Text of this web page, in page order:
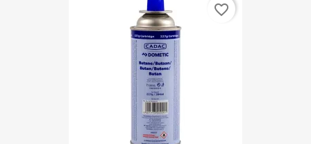
favorite_border